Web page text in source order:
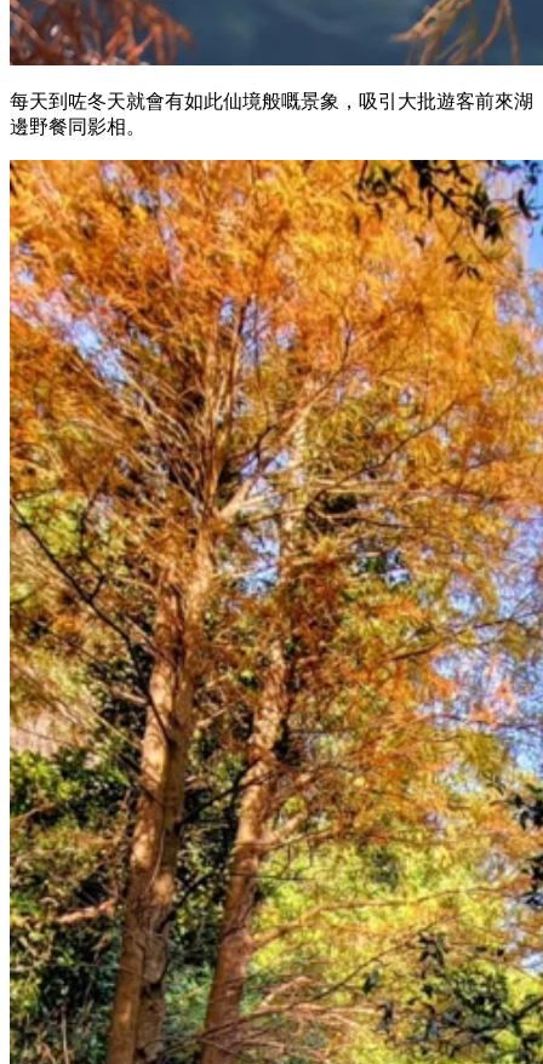
每天到咗冬天就會有如此仙境般嘅景象，吸引大批遊客前來湖
邊野餐同影相。